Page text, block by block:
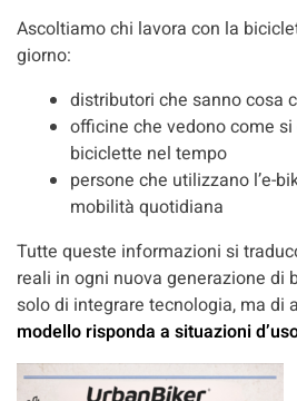
Ascoltiamo chi lavora con la
giorno:
distributori che sanno cosa
officine che vedono come
biciclette nel tempo
persone che utilizzano l’e-
mobilità quotidiana
Tutte queste informazioni si
reali in ogni nuova generazione di
solo di integrare tecnologia, ma di
modello risponda a situazioni